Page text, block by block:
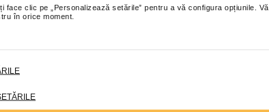
clic pe „Personalizează setările” pentru a vă configura opțiunile. Vă
în orice moment.
ocazional…